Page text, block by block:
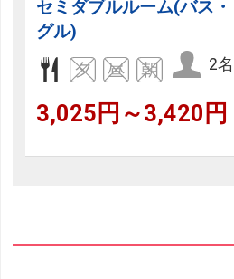
セミダブルルーム(バス
グル)
2名
3,025円～3,420円